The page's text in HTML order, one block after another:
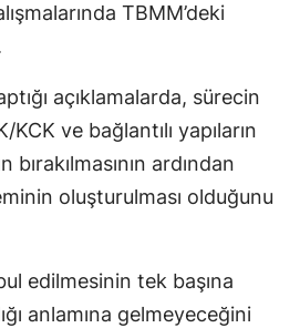
TBMM’deki
açıklamalarda, sürecin
KCK ve bağlantılı yapıların
ardından
oluşturulması olduğunu
edilmesinin tek başına
anlamına gelmeyeceğini